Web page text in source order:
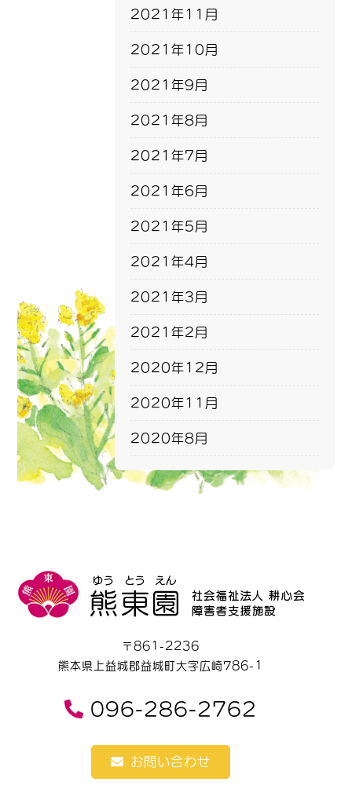
2021年11月
2021年10月
2021年9月
2021年8月
2021年7月
2021年6月
2021年5月
2021年4月
2021年3月
2021年2月
2020年12月
2020年11月
2020年8月
〒861-2236
熊本県上益城郡益城町大字広崎786-1
096-286-2762
お問い合わせ